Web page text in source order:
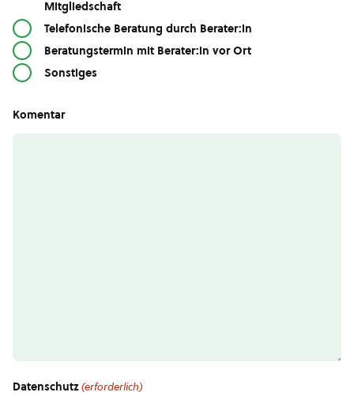
Mitgliedschaft
Telefonische Beratung durch Berater:in
Beratungstermin mit Berater:in vor Ort
Sonstiges
Komentar
Datenschutz(erforderlich)